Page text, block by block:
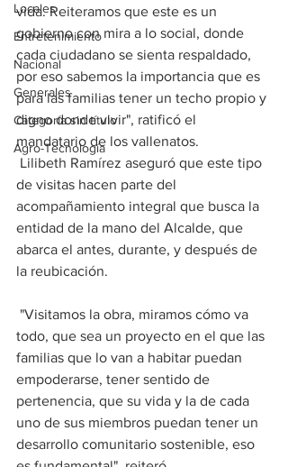
Locales
Entretenimiento
Nacional
Generales
Categoría sin título
Agro-Tecnología
vida. Reiteramos que este es un
gobierno con mira a lo social, donde
cada ciudadano se sienta respaldado,
por eso sabemos la importancia que es
para las familias tener un techo propio y
digno donde vivir", ratificó el
mandatario de los vallenatos.
Lilibeth Ramírez aseguró que este tipo
de visitas hacen parte del
acompañamiento integral que busca la
entidad de la mano del Alcalde, que
abarca el antes, durante, y después de
la reubicación.
"Visitamos la obra, miramos cómo va
todo, que sea un proyecto en el que las
familias que lo van a habitar puedan
empoderarse, tener sentido de
pertenencia, que su vida y la de cada
uno de sus miembros puedan tener un
desarrollo comunitario sostenible, eso